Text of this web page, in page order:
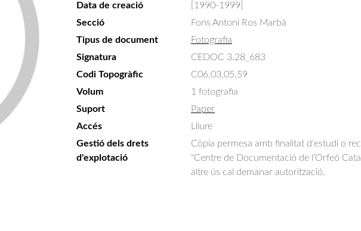
Data de creació
[1990-1999]
Secció
Fons Antoni Ros Marbà
Tipus de document
Fotografia
Signatura
CEDOC 3.28_683
Codi Topogràfic
C06.03.05.59
Volum
1 fotografia
Suport
Paper
Accés
Lliure
Gestió dels drets
d'explotació
Còpia permesa amb finalitat d'estudi o
"Centre de Documentació de l’Orfeó
altre ús cal demanar autorització.